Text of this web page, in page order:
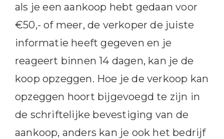
als je een aankoop hebt gedaan voor
€50,- of meer, de verkoper de juiste
informatie heeft gegeven en je
reageert binnen 14 dagen, kan je de
koop opzeggen. Hoe je de verkoop kan
opzeggen hoort bijgevoegd te zijn in
de schriftelijke bevestiging van de
aankoop, anders kan je ook het bedrijf